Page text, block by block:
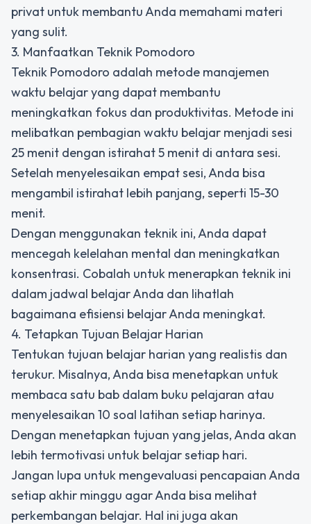
privat untuk membantu Anda memahami materi
yang sulit.
3. Manfaatkan Teknik Pomodoro
Teknik Pomodoro adalah metode manajemen
waktu belajar yang dapat membantu
meningkatkan fokus dan produktivitas. Metode ini
melibatkan pembagian waktu belajar menjadi sesi
25 menit dengan istirahat 5 menit di antara sesi.
Setelah menyelesaikan empat sesi, Anda bisa
mengambil istirahat lebih panjang, seperti 15-30
menit.
Dengan menggunakan teknik ini, Anda dapat
mencegah kelelahan mental dan meningkatkan
konsentrasi. Cobalah untuk menerapkan teknik ini
dalam jadwal belajar Anda dan lihatlah
bagaimana efisiensi belajar Anda meningkat.
4. Tetapkan Tujuan Belajar Harian
Tentukan tujuan belajar harian yang realistis dan
terukur. Misalnya, Anda bisa menetapkan untuk
membaca satu bab dalam buku pelajaran atau
menyelesaikan 10 soal latihan setiap harinya.
Dengan menetapkan tujuan yang jelas, Anda akan
lebih termotivasi untuk belajar setiap hari.
Jangan lupa untuk mengevaluasi pencapaian Anda
setiap akhir minggu agar Anda bisa melihat
perkembangan belajar. Hal ini juga akan